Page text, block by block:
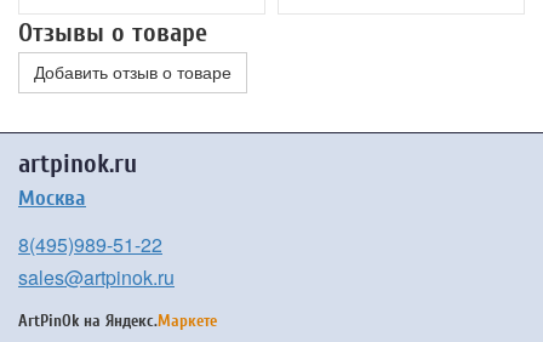
Отзывы о товаре
Добавить отзыв о товаре
artpinok.ru
Москва
8(495)989-51-22
sales@artpinok.ru
ArtPinOk на Яндекс.Маркете